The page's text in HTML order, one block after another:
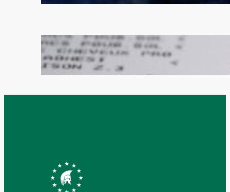
Steuern auf Nachtarbeit und
Überstunden sind ein Unding!
Oktober 9, 2024